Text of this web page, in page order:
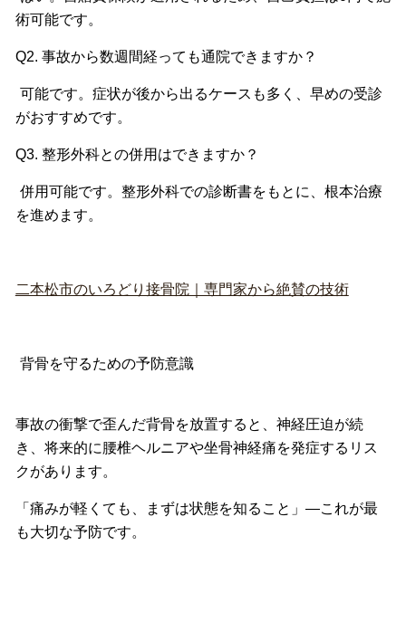
術可能です。
Q2. 事故から数週間経っても通院できますか？
可能です。症状が後から出るケースも多く、 早めの受診
がおすすめです。
Q3. 整形外科との併用はできますか？
併用可能です。整形外科での診断書をもとに、 根本治療
を進めます。
二本松市のいろどり接骨院｜専門家から絶賛の技術
背骨を守るための予防意識
事故の衝撃で歪んだ背骨を放置すると、神経圧迫が続
き、 将来的に腰椎ヘルニアや坐骨神経痛を発症するリス
クがあります。
「痛みが軽くても、まずは状態を知ること」—これが最
も大切な予防です。